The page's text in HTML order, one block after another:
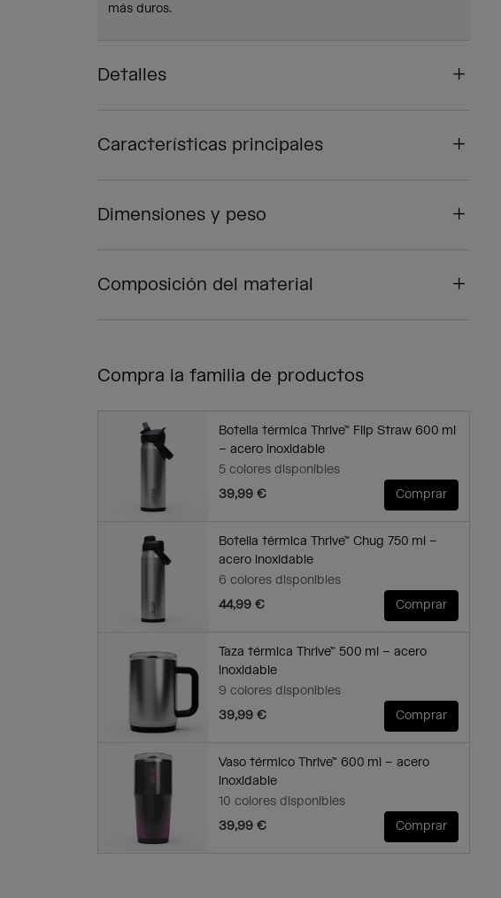
más duros.
Detalles
Características principales
Dimensiones y peso
Composición del material
Compra la familia de productos
Botella térmica Thrive™ Flip Straw 600 ml
– acero inoxidable
5 colores disponibles
39,99 €
Comprar
Botella térmica Thrive™ Chug 750 ml –
acero inoxidable
6 colores disponibles
44,99 €
Comprar
Taza térmica Thrive™ 500 ml – acero
inoxidable
9 colores disponibles
39,99 €
Comprar
Vaso térmico Thrive™ 600 ml – acero
inoxidable
10 colores disponibles
39,99 €
Comprar